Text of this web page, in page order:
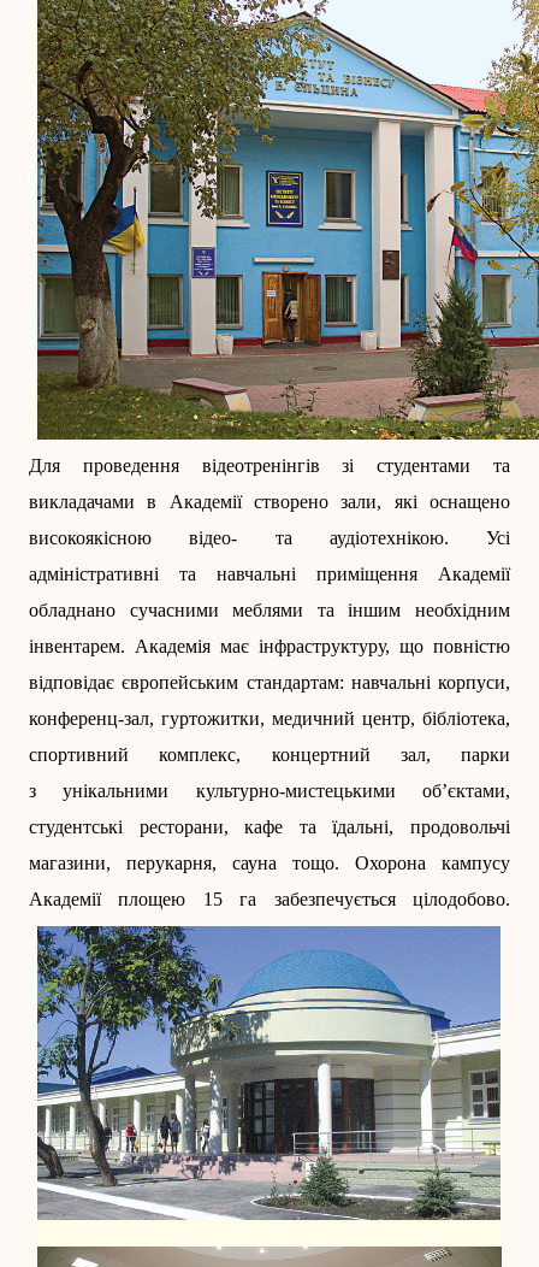
Для проведення відеотренінгів зі студентами та
викладачами в Академії створено зали, які оснащено
високоякісною відео- та аудіотехнікою. Усі
адміністративні та навчальні приміщення Академії
обладнано сучасними меблями та іншим необхідним
інвентарем. Академія має інфраструктуру, що повністю
відповідає європейським стандартам: навчальні корпуси,
конференц-зал, гуртожитки, медичний центр, бібліотека,
спортивний комплекс, концертний зал, парки
з унікальними культурно-мистецькими об’єктами,
студентські ресторани, кафе та їдальні, продовольчі
магазини, перукарня, сауна тощо. Охорона кампусу
Академії площею 15 га забезпечується цілодобово.